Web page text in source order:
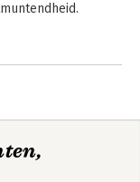
Storr